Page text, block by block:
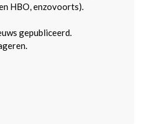
HBO, enzovoorts).
gepubliceerd.